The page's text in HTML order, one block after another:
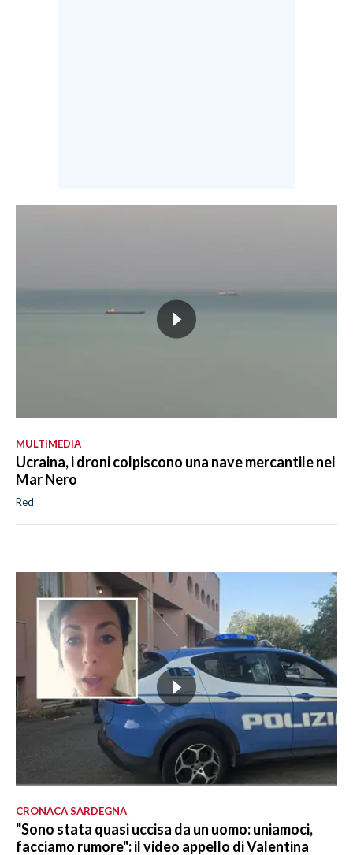
MULTIMEDIA
Ucraina, i droni colpiscono una nave mercantile nel
Mar Nero
Red
CRONACA SARDEGNA
"Sono stata quasi uccisa da un uomo: uniamoci,
facciamo rumore": il video appello di Valentina